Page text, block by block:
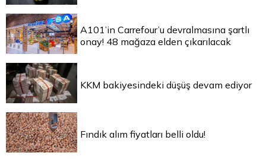
A101’in Carrefour’u devralmasına şartlı
onay! 48 mağaza elden çıkarılacak
KKM bakiyesindeki düşüş devam ediyor
Fındık alım fiyatları belli oldu!